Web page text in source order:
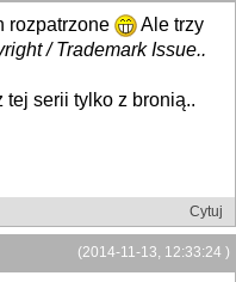
rozpatrzone
Ale trzy
/ Trademark Issue..
tej serii tylko z bronią..
Cytuj
(2014-11-13, 12:33:24 )